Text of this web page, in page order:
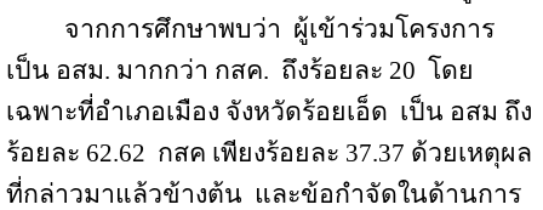
จากการศึกษาพบว่า ผู้เข้าร่วมโครงการ
เป็น อสม. มากกว่า กสค. ถึงร้อยละ 20 โดย
เฉพาะที่อำเภอเมือง จังหวัดร้อยเอ็ด เป็น อสม ถึง
ร้อยละ 62.62 กสค เพียงร้อยละ 37.37 ด้วยเหตุผล
ที่กล่าวมาแล้วข้างต้น และข้อกำจัดในด้านการ